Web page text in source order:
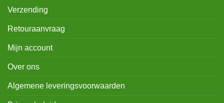
Verzending
Retouraanvraag
Mijn account
Over ons
Algemene leveringsvoorwaarden